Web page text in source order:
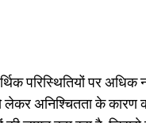
परिस्थितियों पर
लेकर अनिश्चितता के कारण